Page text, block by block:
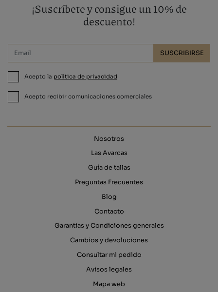
¡Suscríbete y consigue un 10% de
descuento!
SUSCRIBIRSE
Acepto la política de privacidad
Acepto recibir comunicaciones comerciales
Nosotros
Las Avarcas
Guía de tallas
Preguntas Frecuentes
Blog
Contacto
Garantias y Condiciones generales
Cambios y devoluciones
Consultar mi pedido
Avisos legales
Mapa web